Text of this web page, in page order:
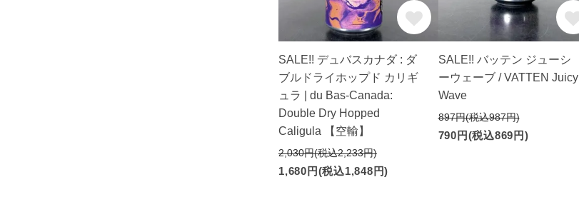
SALE!! デュバスカナダ : ダ
ブルドライホップド カリギ
ュラ | du Bas-Canada:
Double Dry Hopped
Caligula 【空輸】
2,030円(税込2,233円)
1,680円(税込1,848円)
SALE!! バッテン ジューシ
ーウェーブ / VATTEN Juicy
Wave
897円(税込987円)
790円(税込869円)